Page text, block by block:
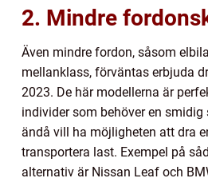
2. Mindre
Även mindre fordon, såsom
mellanklass, förväntas erbjuda
2023. De här modellerna är
individer som behöver en
ändå vill ha möjligheten att dra
transportera last. Exempel på
alternativ är Nissan Leaf och